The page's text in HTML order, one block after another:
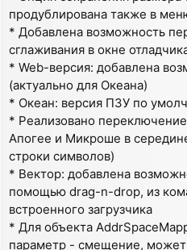
продублирована также в
* Добавлена возможность
сглаживания в окне
* Web-версия: добавлена
(актуально для Океана)
* Океан: версия ПЗУ по
* Реализовано
Апогее и Микроше в
строки символов)
* Вектор: добавлена
помощью drag-n-drop, из
встроенного загрузчика
* Для объекта
параметр - смещение, может